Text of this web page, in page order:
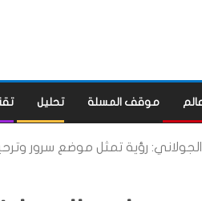
موقف المسلة تحليل
الجولاني: رؤية تمثل موضع سرور